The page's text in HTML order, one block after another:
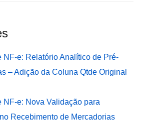
NF-e: Relatório Analítico de Pré-
– Adição da Coluna Qtde Original
NF-e: Nova Validação para
Recebimento de Mercadorias